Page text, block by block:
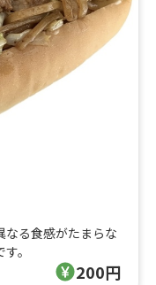
なる食感がたまらな
。
200円